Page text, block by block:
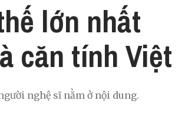
lớn nhất
căn tính Việt
nghệ sĩ nằm ở nội dung.